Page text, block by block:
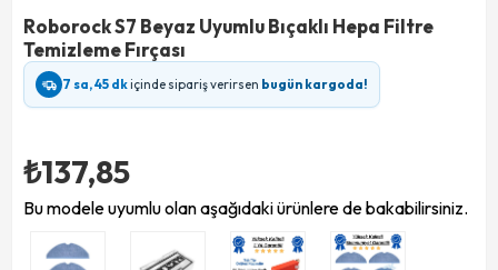
Roborock S7 Beyaz Uyumlu Bıçaklı Hepa Filtre
Temizleme Fırçası
7 sa, 45 dkiçinde sipariş verirsen bugün kargoda!
₺137,85
Bu modele uyumlu olan aşağıdaki ürünlere de bakabilirsiniz.